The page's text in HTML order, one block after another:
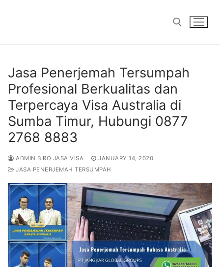
Jasa Penerjemah Tersumpah
Profesional Berkualitas dan
Terpercaya Visa Australia di
Sumba Timur, Hubungi 0877
2768 8883
ADMIN BIRO JASA VISA
JANUARY 14, 2020
JASA PENERJEMAH TERSUMPAH